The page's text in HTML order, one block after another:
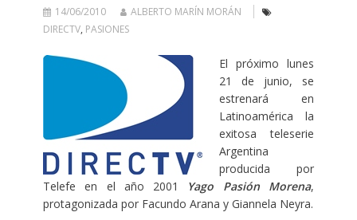
14/06/2010
ALBERTO MARÍN MORÁN
DIRECTV, PASIONES
El próximo lunes
21 de junio, se
estrenará en
Latinoamérica la
exitosa teleserie
Argentina
producida por
Telefe en el año 2001 Yago Pasión Morena,
protagonizada por Facundo Arana y Giannela Neyra.